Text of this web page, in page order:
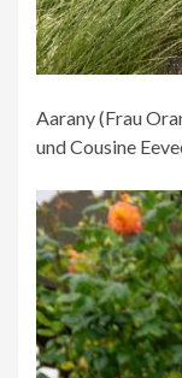
Aarany (Frau
und Cousine